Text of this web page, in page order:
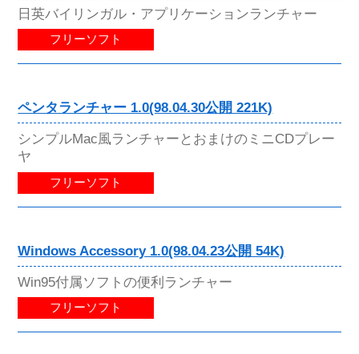
日英バイリンガル・アプリケーションランチャー
フリーソフト
ペンタランチャー 1.0(98.04.30公開 221K)
シンプルMac風ランチャーとおまけのミニCDプレー
ヤ
フリーソフト
Windows Accessory 1.0(98.04.23公開 54K)
Win95付属ソフトの便利ランチャー
フリーソフト